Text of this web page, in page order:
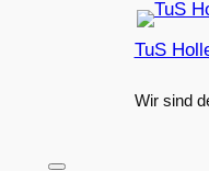
TuS
Wir sind